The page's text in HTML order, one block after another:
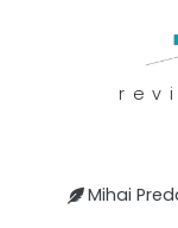
Mihai